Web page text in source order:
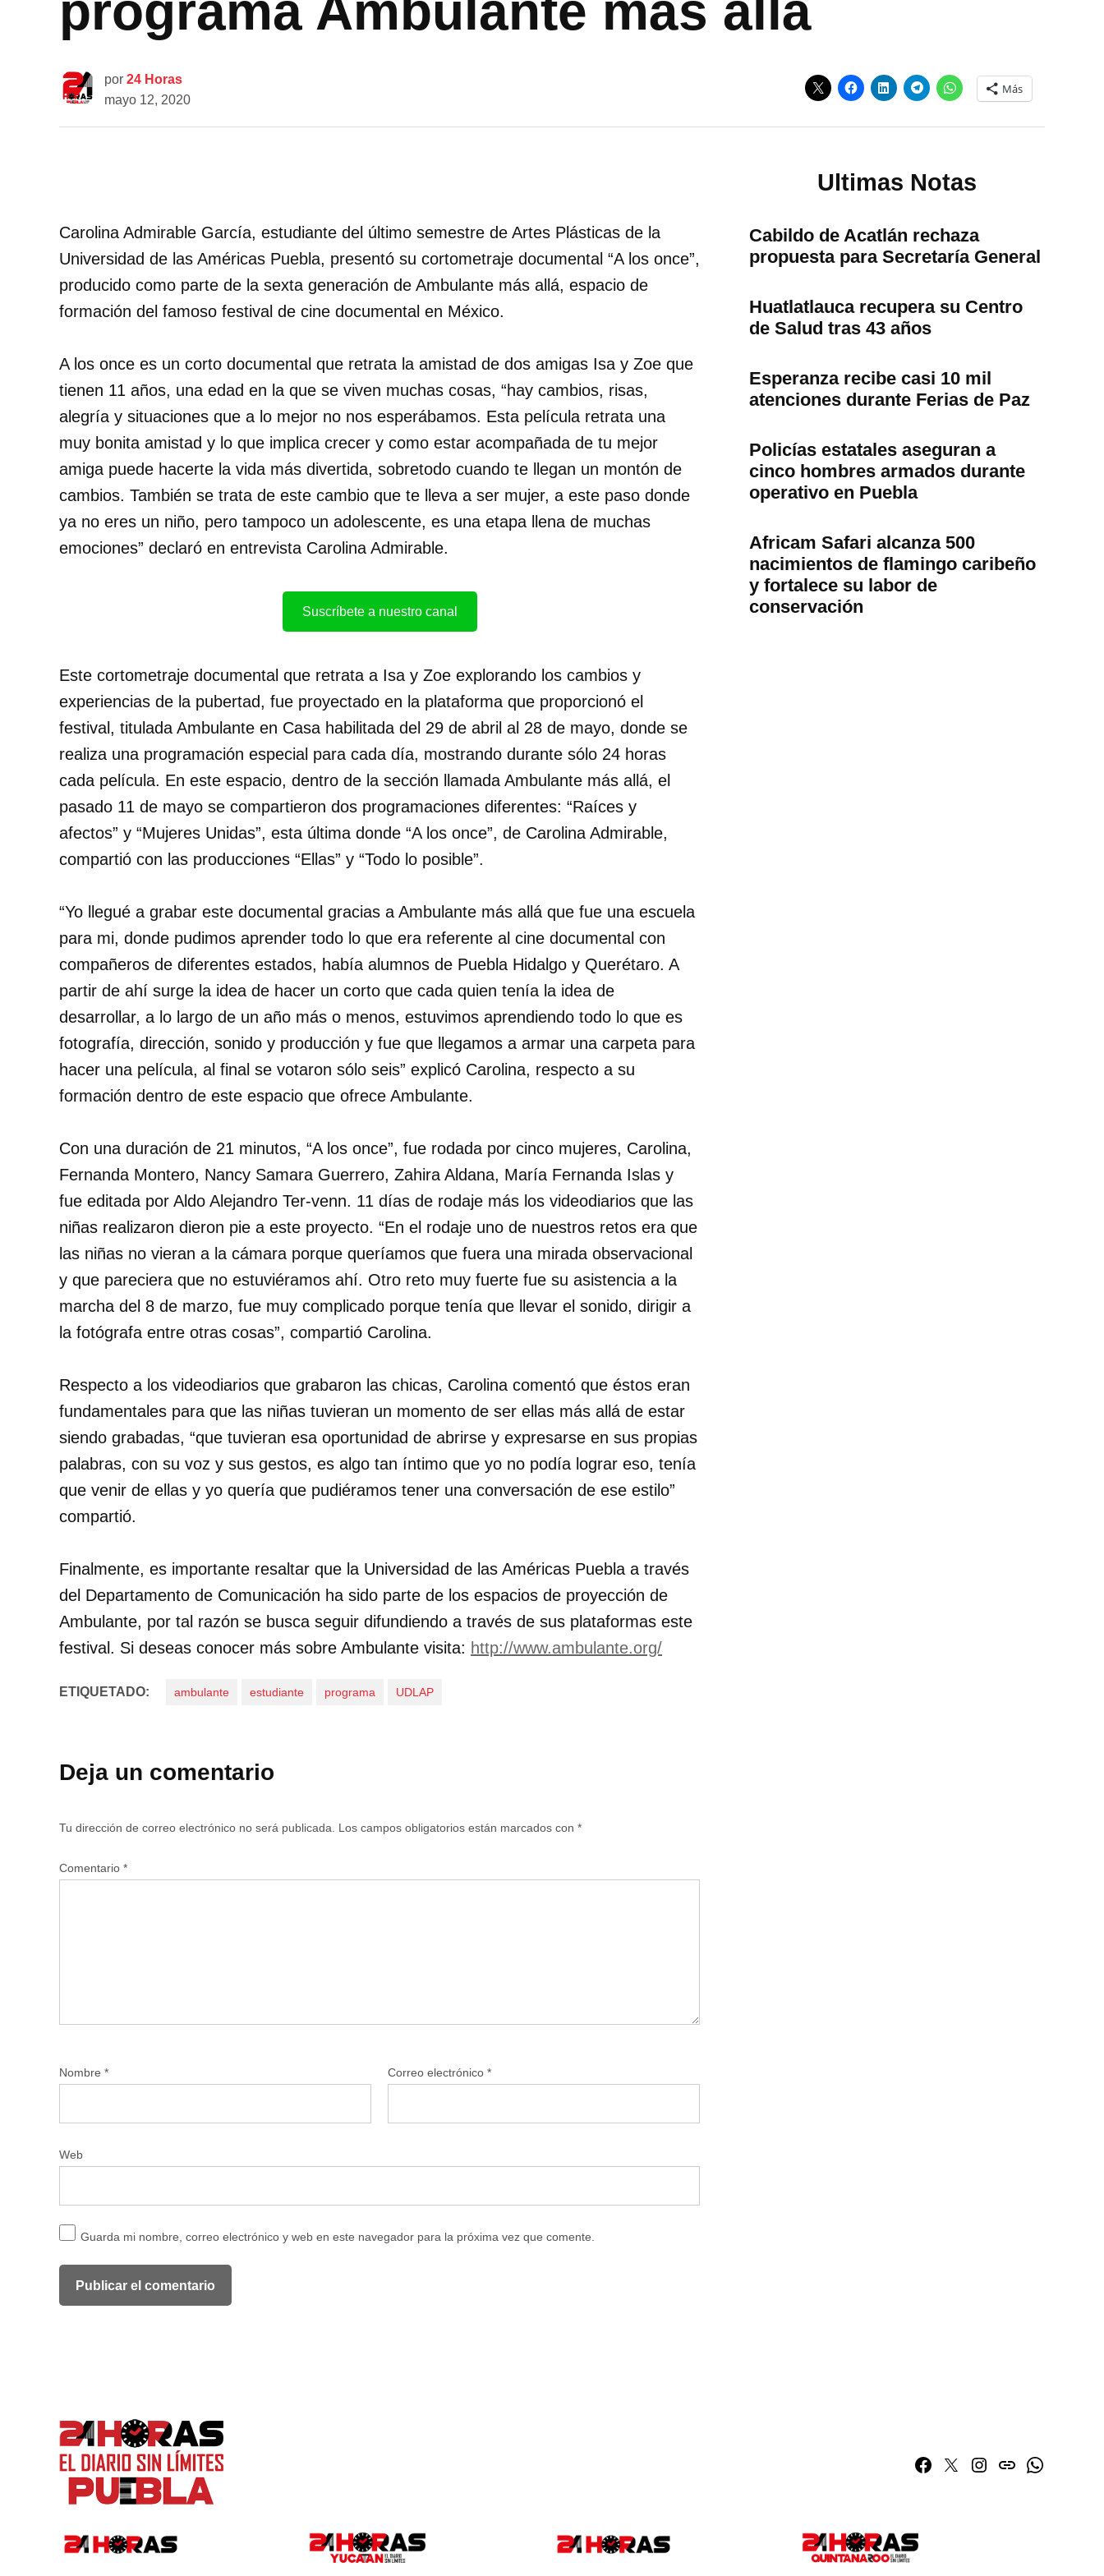
por 24 Horas
mayo 12, 2020
Más
Carolina Admirable García, estudiante del último semestre de Artes Plásticas de la
Universidad de las Américas Puebla, presentó su cortometraje documental “A los once”,
producido como parte de la sexta generación de Ambulante más allá, espacio de
formación del famoso festival de cine documental en México.
A los once es un corto documental que retrata la amistad de dos amigas Isa y Zoe que
tienen 11 años, una edad en la que se viven muchas cosas, “hay cambios, risas,
alegría y situaciones que a lo mejor no nos esperábamos. Esta película retrata una
muy bonita amistad y lo que implica crecer y como estar acompañada de tu mejor
amiga puede hacerte la vida más divertida, sobretodo cuando te llegan un montón de
cambios. También se trata de este cambio que te lleva a ser mujer, a este paso donde
ya no eres un niño, pero tampoco un adolescente, es una etapa llena de muchas
emociones” declaró en entrevista Carolina Admirable.
Suscríbete a nuestro canal
Este cortometraje documental que retrata a Isa y Zoe explorando los cambios y
experiencias de la pubertad, fue proyectado en la plataforma que proporcionó el
festival, titulada Ambulante en Casa habilitada del 29 de abril al 28 de mayo, donde se
realiza una programación especial para cada día, mostrando durante sólo 24 horas
cada película. En este espacio, dentro de la sección llamada Ambulante más allá, el
pasado 11 de mayo se compartieron dos programaciones diferentes: “Raíces y
afectos” y “Mujeres Unidas”, esta última donde “A los once”, de Carolina Admirable,
compartió con las producciones “Ellas” y “Todo lo posible”.
“Yo llegué a grabar este documental gracias a Ambulante más allá que fue una escuela
para mi, donde pudimos aprender todo lo que era referente al cine documental con
compañeros de diferentes estados, había alumnos de Puebla Hidalgo y Querétaro. A
partir de ahí surge la idea de hacer un corto que cada quien tenía la idea de
desarrollar, a lo largo de un año más o menos, estuvimos aprendiendo todo lo que es
fotografía, dirección, sonido y producción y fue que llegamos a armar una carpeta para
hacer una película, al final se votaron sólo seis” explicó Carolina, respecto a su
formación dentro de este espacio que ofrece Ambulante.
Con una duración de 21 minutos, “A los once”, fue rodada por cinco mujeres, Carolina,
Fernanda Montero, Nancy Samara Guerrero, Zahira Aldana, María Fernanda Islas y
fue editada por Aldo Alejandro Ter-venn. 11 días de rodaje más los videodiarios que las
niñas realizaron dieron pie a este proyecto. “En el rodaje uno de nuestros retos era que
las niñas no vieran a la cámara porque queríamos que fuera una mirada observacional
y que pareciera que no estuviéramos ahí. Otro reto muy fuerte fue su asistencia a la
marcha del 8 de marzo, fue muy complicado porque tenía que llevar el sonido, dirigir a
la fotógrafa entre otras cosas”, compartió Carolina.
Respecto a los videodiarios que grabaron las chicas, Carolina comentó que éstos eran
fundamentales para que las niñas tuvieran un momento de ser ellas más allá de estar
siendo grabadas, “que tuvieran esa oportunidad de abrirse y expresarse en sus propias
palabras, con su voz y sus gestos, es algo tan íntimo que yo no podía lograr eso, tenía
que venir de ellas y yo quería que pudiéramos tener una conversación de ese estilo”
compartió.
Finalmente, es importante resaltar que la Universidad de las Américas Puebla a través
del Departamento de Comunicación ha sido parte de los espacios de proyección de
Ambulante, por tal razón se busca seguir difundiendo a través de sus plataformas este
festival. Si deseas conocer más sobre Ambulante visita: http://www.ambulante.org/
ETIQUETADO: ambulante estudiante programa UDLAP
Deja un comentario
Tu dirección de correo electrónico no será publicada. Los campos obligatorios están marcados con *
Comentario *
Nombre * Correo electrónico *
Web
Guarda mi nombre, correo electrónico y web en este navegador para la próxima vez que comente.
Ultimas Notas
Cabildo de Acatlán rechaza
propuesta para Secretaría General
Huatlatlauca recupera su Centro
de Salud tras 43 años
Esperanza recibe casi 10 mil
atenciones durante Ferias de Paz
Policías estatales aseguran a
cinco hombres armados durante
operativo en Puebla
Africam Safari alcanza 500
nacimientos de flamingo caribeño
y fortalece su labor de
conservación
Facebook
TwitterInstagram
issuuWhatsapp